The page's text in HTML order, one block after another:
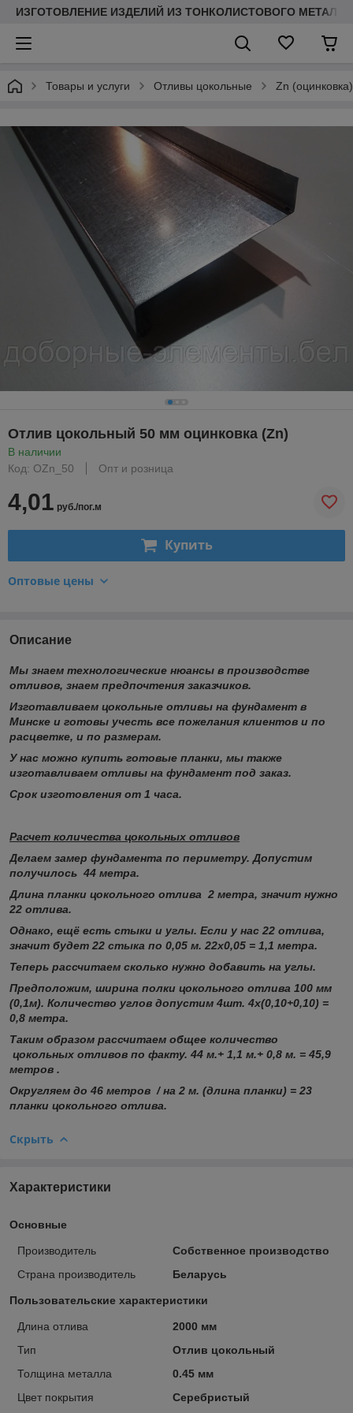
ИЗГОТОВЛЕНИЕ ИЗДЕЛИЙ ИЗ ТОНКОЛИСТОВОГО
Товары и услуги Отливы цокольные Zn (оцинковка)
Отлив цокольный 50 мм оцинковка (Zn)
В наличии
Код: OZn_50
Опт и розница
4,01 руб./пог.м
Купить
Оптовые цены
Описание
Мы знаем технологические нюансы в производстве
отливов, знаем предпочтения заказчиков.
Изготавливаем цокольные отливы на фундамент в
Минске и готовы учесть все пожелания клиентов и по
расцветке, и по размерам.
У нас можно купить готовые планки, мы также
изготавливаем отливы на фундамент под заказ.
Срок изготовления от 1 часа.
Расчет количества цокольных отливов
Делаем замер фундамента по периметру. Допустим
получилось 44 метра.
Длина планки цокольного отлива 2 метра, значит нужно
22 отлива.
Однако, ещё есть стыки и углы. Если у нас 22 отлива,
значит будет 22 стыка по 0,05 м. 22х0,05 = 1,1 метра.
Теперь рассчитаем сколько нужно добавить на углы.
Предположим, ширина полки цокольного отлива 100 мм
(0,1м). Количество углов допустим 4шт. 4х(0,10+0,10) =
0,8 метра.
Таким образом рассчитаем общее количество
цокольных отливов по факту. 44 м.+ 1,1 м.+ 0,8 м. = 45,9
метров .
Округляем до 46 метров / на 2 м. (длина планки) = 23
планки цокольного отлива.
Скрыть
Характеристики
Основные
Производитель
Собственное производство
Страна производитель
Беларусь
Пользовательские характеристики
Длина отлива
2000 мм
Тип
Отлив цокольный
Толщина металла
0.45 мм
Цвет покрытия
Серебристый